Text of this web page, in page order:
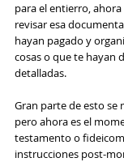
para el entierro,
revisar esa
hayan pagado y
cosas o que te hayan
detalladas.
Gran parte de esto se
pero ahora es el
testamento o
instrucciones post-